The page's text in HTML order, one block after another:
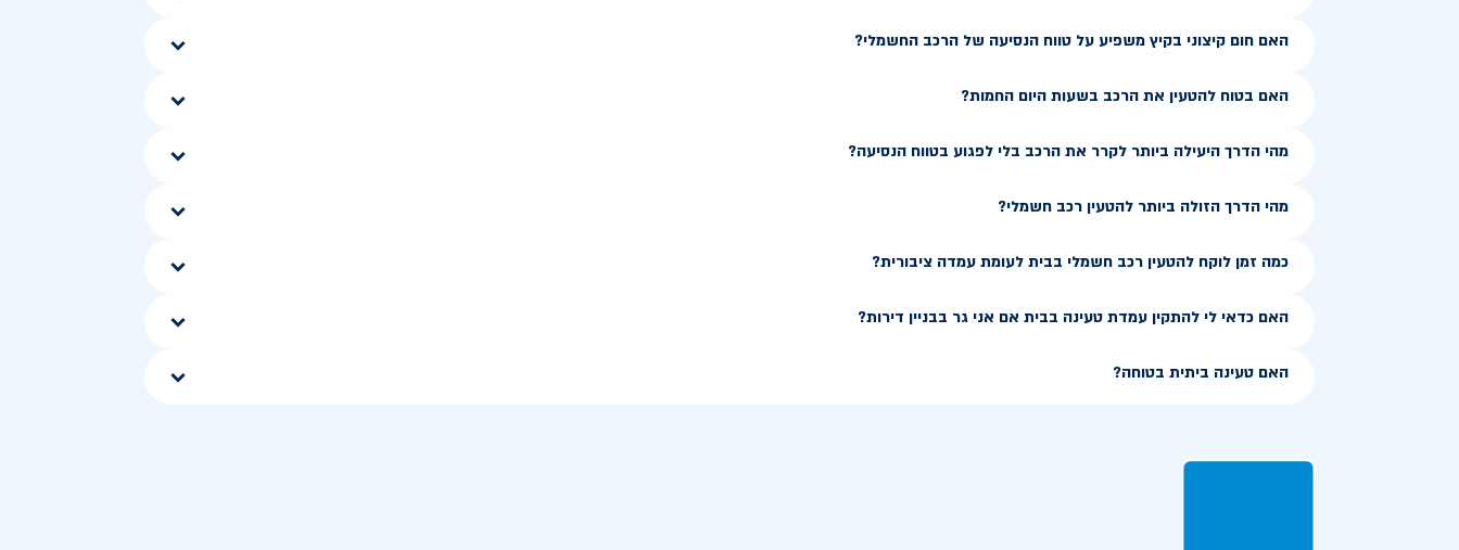
האם חום קיצוני בקיץ משפיע על טווח הנסיעה של הרכב החשמלי?
האם בטוח להטעין את הרכב בשעות היום החמות?
מהי הדרך היעילה ביותר לקרר את הרכב בלי לפגוע בטווח הנסיעה?
מהי הדרך הזולה ביותר להטעין רכב חשמלי?
כמה זמן לוקח להטעין רכב חשמלי בבית לעומת עמדה ציבורית?
האם כדאי לי להתקין עמדת טעינה בבית אם אני גר בבניין דירות?
האם טעינה ביתית בטוחה?